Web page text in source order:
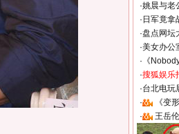
·姚晨与老
· 日军竟拿
·盘点网坛
·美女办公
· 《
·搜狐娱乐
·台北电玩
·
《变
·
王岳